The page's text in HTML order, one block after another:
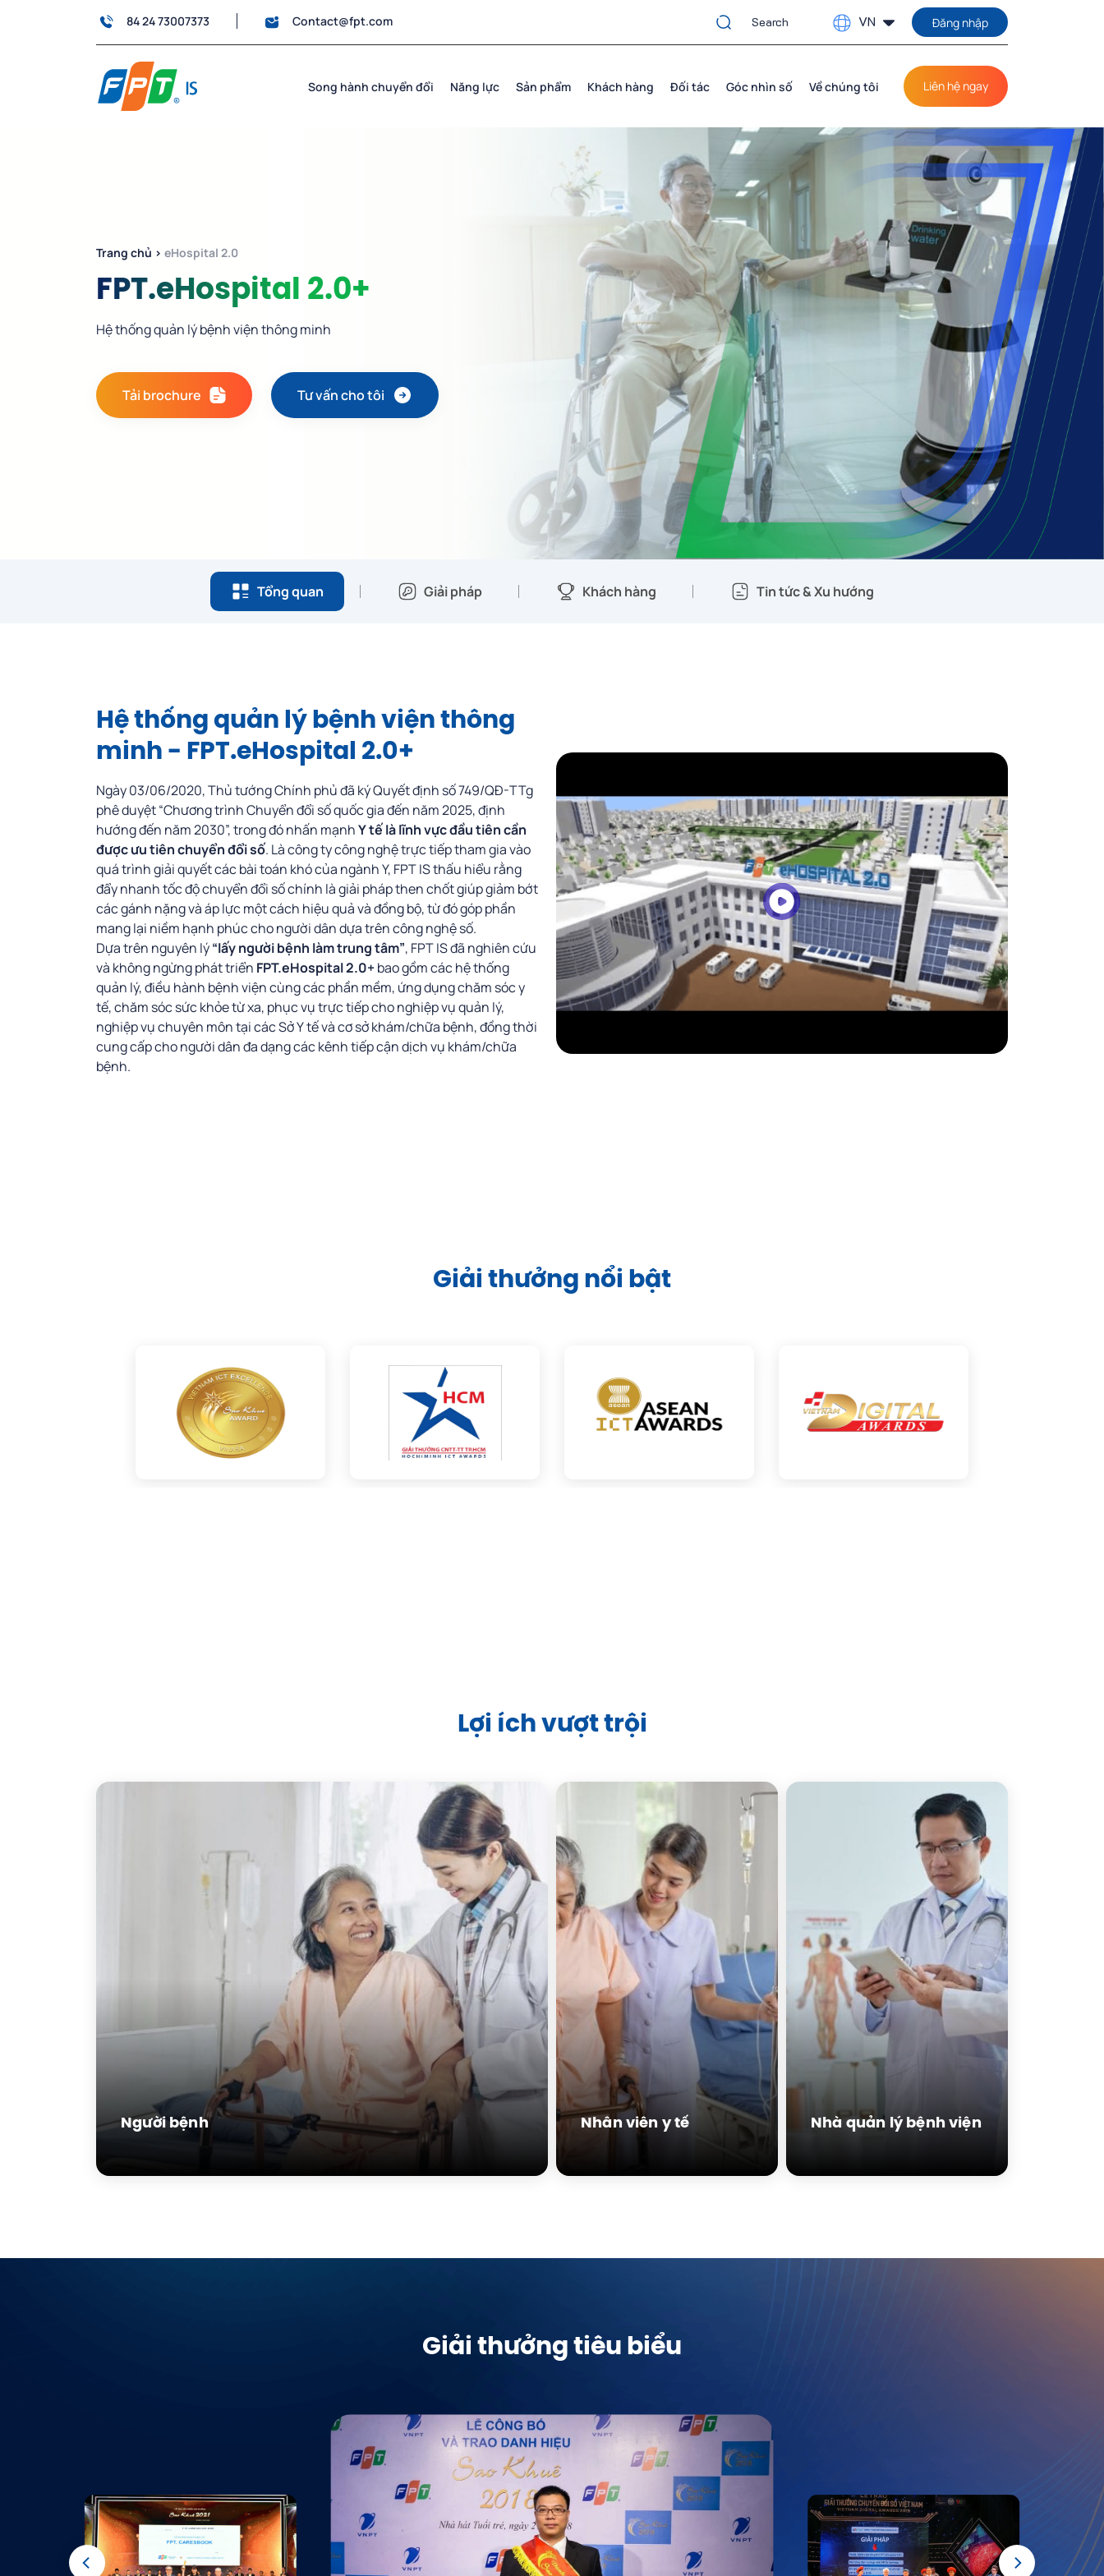
84 24 73007373 Contact@fpt.com VN Đăng nhập
Song hành chuyển đổi Năng lực Sản phẩm Khách hàng Đối tác Góc nhìn số Về chúng tôi Liên hệ ngay
Trang chủ › eHospital 2.0
FPT.eHospital 2.0+
Hệ thống quản lý bệnh viện thông minh
Tải brochure Tư vấn cho tôi
Tổng quan Giải pháp Khách hàng Tin tức & Xu hướng
Hệ thống quản lý bệnh viện thông
minh - FPT.eHospital 2.0+
Ngày 03/06/2020, Thủ tướng Chính phủ đã ký Quyết định số 749/QĐ-TTg
phê duyệt “Chương trình Chuyển đổi số quốc gia đến năm 2025, định
hướng đến năm 2030”, trong đó nhấn mạnhY tế là lĩnh vực đầu tiên cần
được ưu tiên chuyển đổi số. Là công ty công nghệ trực tiếp tham gia vào
quá trình giải quyết các bài toán khó của ngành Y, FPT IS thấu hiểu rằng
đẩy nhanh tốc độ chuyển đổi số chính là giải pháp then chốt giúp giảm bớt
các gánh nặng và áp lực một cách hiệu quả và đồng bộ, từ đó góp phần
mang lại niềm hạnh phúc cho người dân dựa trên công nghệ số.
Dựa trên nguyên lý“lấy người bệnh làm trung tâm”, FPT IS đã nghiên cứu
và không ngừng phát triển FPT.eHospital 2.0+bao gồm các hệ thống
quản lý, điều hành bệnh viện cùng các phần mềm, ứng dụng chăm sóc y
tế, chăm sóc sức khỏe từ xa, phục vụ trực tiếp cho nghiệp vụ quản lý,
nghiệp vụ chuyên môn tại các Sở Y tế và cơ sở khám/chữa bệnh, đồng thời
cung cấp cho người dân đa dạng các kênh tiếp cận dịch vụ khám/chữa
bệnh.
Giải thưởng nổi bật
Lợi ích vượt trội
Người bệnh Nhân viên y tế Nhà quản lý bệnh viện
Giải thưởng tiêu biểu